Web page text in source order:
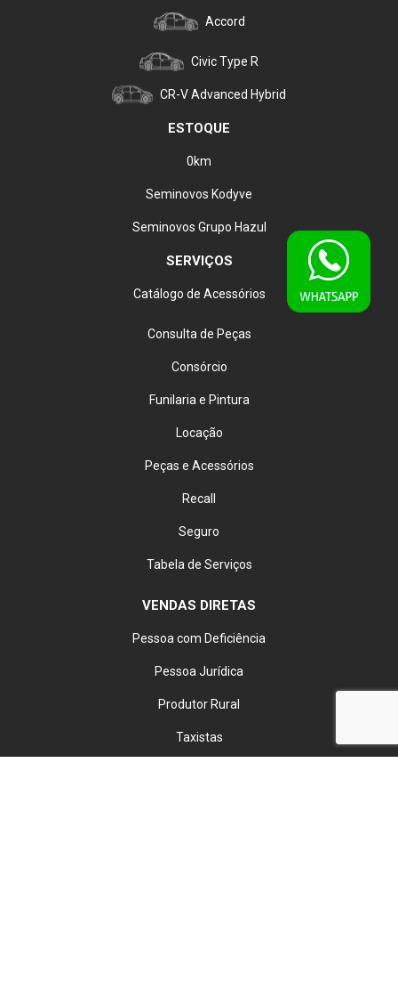
Accord
Civic Type R
CR-V Advanced Hybrid
ESTOQUE
0km
Seminovos Kodyve
Seminovos Grupo Hazul
SERVIÇOS
Catálogo de Acessórios
Consulta de Peças
Consórcio
Funilaria e Pintura
Locação
Peças e Acessórios
Recall
Seguro
Tabela de Serviços
VENDAS DIRETAS
Pessoa com Deficiência
Pessoa Jurídica
Produtor Rural
Taxistas